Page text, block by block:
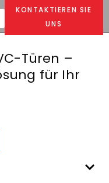
KONTAKTIEREN SIE
UNS
Sie die beste
Türen –
für Ihr